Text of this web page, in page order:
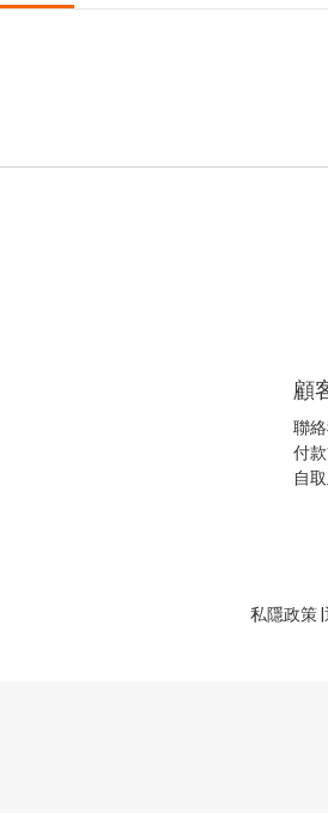
顧
聯
付
自
私隱政策|